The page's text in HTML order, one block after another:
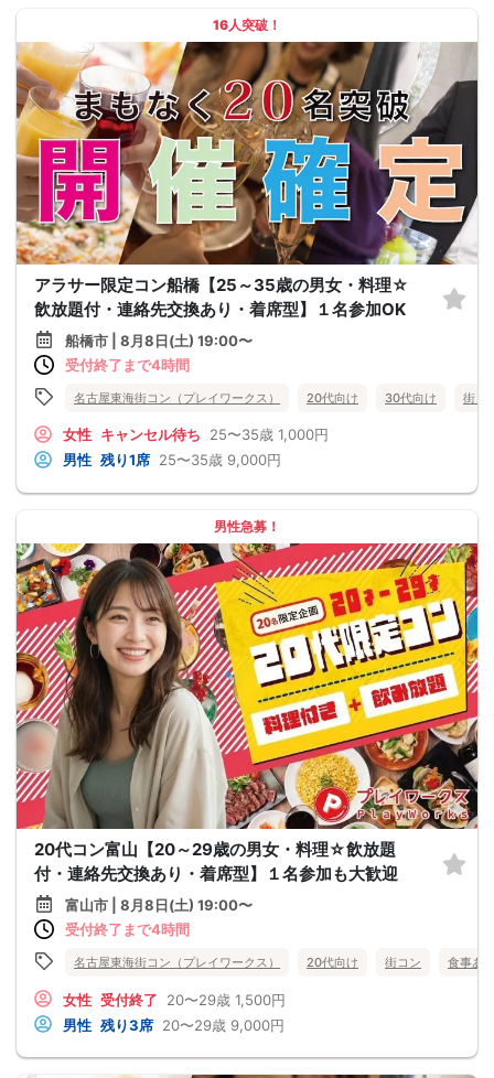
16人突破！
アラサー限定コン船橋【25～35歳の男女・料理☆
飲放題付・連絡先交換あり・着席型】１名参加OK
船橋市 | 8月8日(土) 19:00〜
受付終了まで4時間
名古屋東海街コン（プレイワークス） 20代向け 30代向け 街コ
女性 キャンセル待ち 25〜35歳 1,000円
男性 残り1席 25〜35歳 9,000円
男性急募！
20代コン富山【20～29歳の男女・料理☆飲放題
付・連絡先交換あり・着席型】１名参加も大歓迎
富山市 | 8月8日(土) 19:00〜
受付終了まで4時間
名古屋東海街コン（プレイワークス） 20代向け 街コン 食事あ
女性 受付終了 20〜29歳 1,500円
男性 残り3席 20〜29歳 9,000円